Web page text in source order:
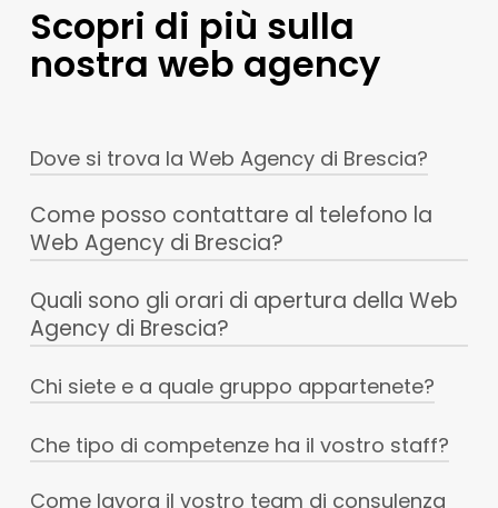
Scopri di più sulla
nostra web agency
Dove si trova la Web Agency di Brescia?
La nostra Web Agency si trova inVia della
Posta, 2 – 25122 Brescia (BS)
Come posso contattare al telefono la
Web Agency di Brescia?
Il numero di telefono verificato è:0305245071
Quali sono gli orari di apertura della Web
Agency di Brescia?
Lunedì 08:30 – 18:00
Mercoledì 08:30 – 18:000
Giovedì 08:30 – 18:00
Chi siete e a quale gruppo appartenete?
Siamo la Web Agency di Brescia, parte del
Che tipo di competenze ha il vostro staff?
Come lavora il vostro team di consulenza